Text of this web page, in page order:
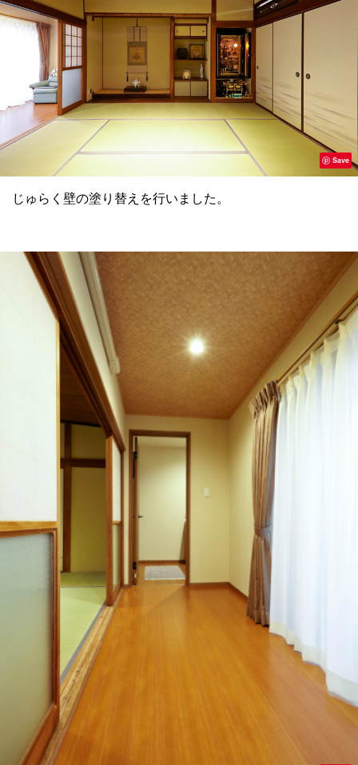
Save
じゅらく壁の塗り替えを行いました。